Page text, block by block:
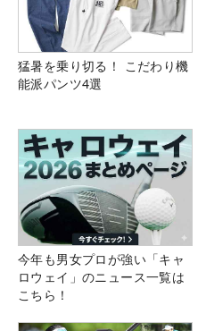
猛暑を乗り切る！ こだわり機
能派パンツ4選
今年も男女プロが強い「キャ
ロウェイ」のニュース一覧は
こちら！